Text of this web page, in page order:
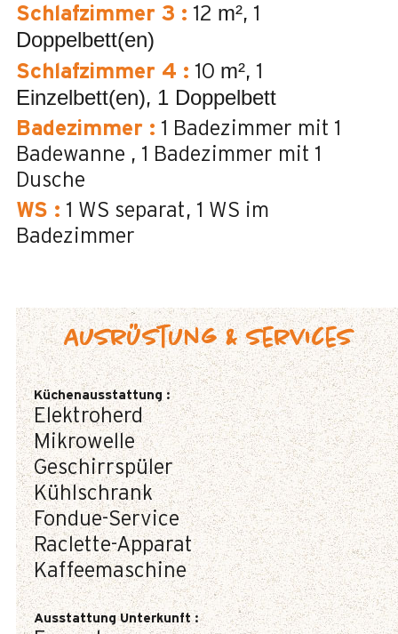
Schlafzimmer 3 : 12 m² 1
Doppelbett(en)
Schlafzimmer 4 : 10 m² 1
Einzelbett(en) 1 Doppelbett
Badezimmer : 1 Badezimmer mit 1
Badewanne
1 Badezimmer mit 1
Dusche
WS : 1 WS separat 1 WS im
Badezimmer
Ausrüstung & Services
Küchenausstattung :
Elektroherd
Mikrowelle
Geschirrspüler
Kühlschrank
Fondue-Service
Raclette-Apparat
Kaffeemaschine
Ausstattung Unterkunft: